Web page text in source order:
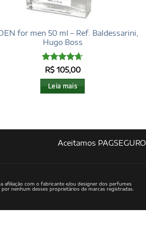
for men 50 ml – Ref. Baldessarini,
Hugo Boss
Avaliação
R$105,00
Leia mais
Aceitamos PAGSEGURO
afiliação com o fabricante e/ou designer dos perfumes
nenhum desses proprietários de marcas registradas.